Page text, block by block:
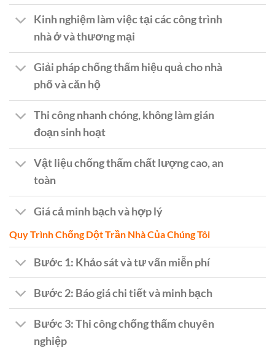
Kinh nghiệm làm việc tại các công trình
nhà ở và thương mại
Giải pháp chống thấm hiệu quả cho nhà
phố và căn hộ
Thi công nhanh chóng, không làm gián
đoạn sinh hoạt
Vật liệu chống thấm chất lượng cao, an
toàn
Giá cả minh bạch và hợp lý
Quy Trình Chống Dột Trần Nhà Của Chúng Tôi
Bước 1: Khảo sát và tư vấn miễn phí
Bước 2: Báo giá chi tiết và minh bạch
Bước 3: Thi công chống thấm chuyên
nghiệp